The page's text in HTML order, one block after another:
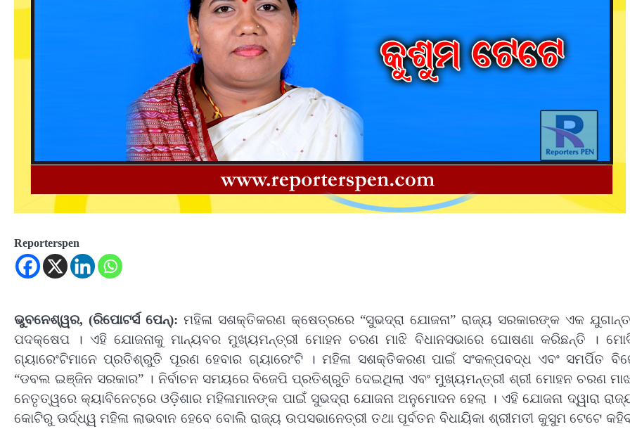
Reporterspen
ଭୁବନେଶ୍ୱର, (ରିପୋଟର୍ସ ପେନ୍‌): ମହିଳା ସଶକ୍ତିକରଣ କ୍ଷେତ୍ରରେ “ସୁଭଦ୍ରା ଯୋଜନା” ରାଜ୍ୟ ସରକାରଙ୍କ ଏକ
ପଦକ୍ଷେପ । ଏହି ଯୋଜନାକୁ ମାନ୍ୟବର ମୁଖ୍ୟମନ୍ତ୍ରୀ ମୋହନ ଚରଣ ମାଝି ବିଧାନସଭାରେ ଘୋଷଣା କରିଛନ୍ତି ।
ଗ୍ୟାରେଂଟିମାନେ ପ୍ରତିଶ୍ରୁତି ପୂରଣ ହେବାର ଗ୍ୟାରେଂଟି । ମହିଳା ସଶକ୍ତିକରଣ ପାଇଁ ସଂକଳ୍ପବଦ୍ଧ ଏବଂ ସମର୍ପିତ
“ଡବଲ ଇଞ୍ଜିନ ସରକାର” । ନିର୍ବାଚନ ସମୟରେ ବିଜେପି ପ୍ରତିଶ୍ରୁତି ଦେଇଥିଲା ଏବଂ ମୁଖ୍ୟମନ୍ତ୍ରୀ ଶ୍ରୀ ମୋହନ ଚରଣ
ନେତୃତ୍ୱରେ କ୍ୟାବିନେଟ୍‌ରେ ଓଡ଼ିଶାର ମହିଳାମାନଙ୍କ ପାଇଁ ସୁଭଦ୍ରା ଯୋଜନା ଅନୁମୋଦନ ହେଲା । ଏହି ଯୋଜନା ଦ୍ୱାରା
କୋଟିରୁ ଊର୍ଦ୍ଧ୍ୱ ମହିଳା ଲାଭବାନ ହେବେ ବୋଲି ରାଜ୍ୟ ଉପସଭାନେତ୍ରୀ ତଥା ପୂର୍ବତନ ବିଧାୟିକା ଶ୍ରୀମତୀ କୁସୁମ ଟେଟେ